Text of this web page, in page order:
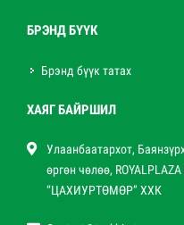
БРЭНД БҮҮК
Брэнд бүүк татах
ХАЯГ БАЙРШИЛ
Улаанбаатархот,
өргөн чөлөө,
“ЦАХИУРТӨМӨР” ХХК